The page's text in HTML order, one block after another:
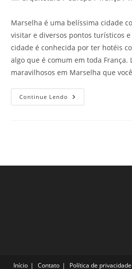
post:
Marselha é uma belíssima cidade
visitar e diversos pontos turísticos
cidade é conhecida por ter hotéis
algo que é comum em toda França.
maravilhosos em Marselha que
Continue Lendo Hotéis
Maravilhosos
Menos
Início Contato Política de privacidade